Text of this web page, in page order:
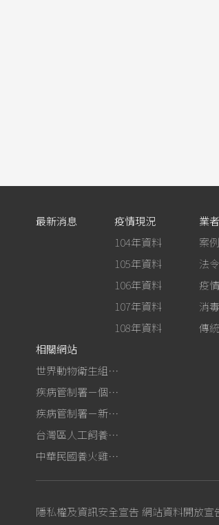
最新消息
疫情現況
104年資料
105年資料
106年資料
107年資料
108年資料
業
案
法
疫
消
相關網站
世界動物衛生組織－禽流感網站
疾病管制署－個人防護裝備使用建議
疾病管制署－新型A型流感專區
台灣區人工飼養鴕鳥協會
中華民國養火雞協會
隱私權及資訊安全宣告 網站資料開放宣